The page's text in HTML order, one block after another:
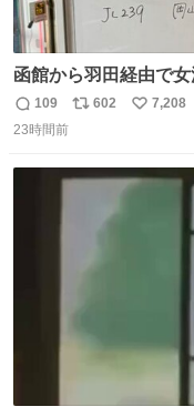
函館から羽田経由で
返
信
109
リ
ト
602
い
数
7,208
23時間前